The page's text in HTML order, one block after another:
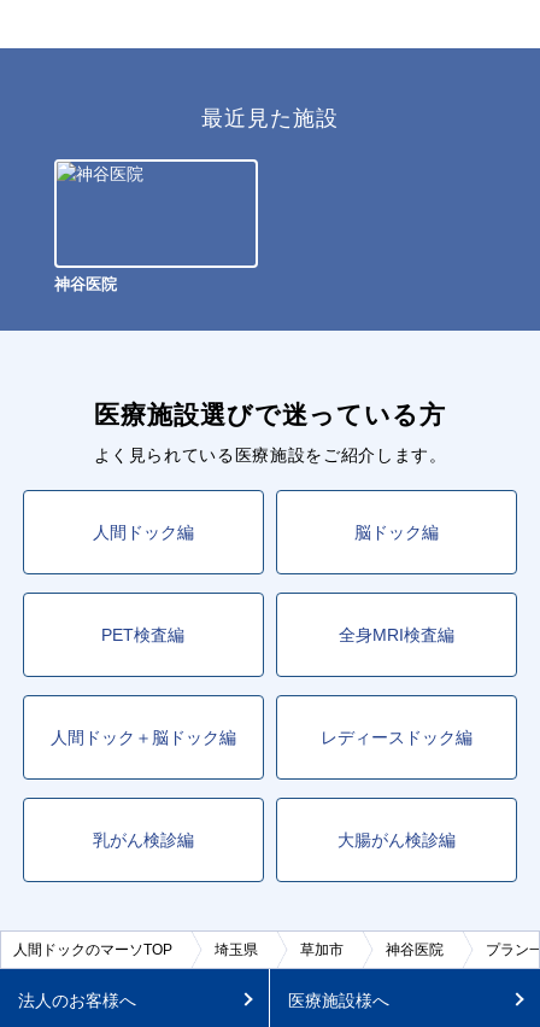
最近見た施設
神谷医院
医療施設選びで迷っている方
よく見られている医療施設をご紹介します。
人間ドック編 脳ドック編
PET検査編 全身MRI検査編
人間ドック＋脳ドック編 レディースドック編
乳がん検診編 大腸がん検診編
人間ドックのマーソTOP 埼玉県 草加市 神谷医院 プラン
法人のお客様へ 医療施設様へ